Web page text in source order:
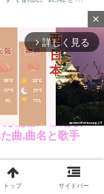
優としての魅力に迫
か結婚は？父親
経歴について
誰？ 現在の恋愛事
のタイプまでをわか
、父親の職業や実家
、兄や母親のエピソ
詳しく紹介します。
験、育ちの良さが感
整理しながら、噂と
みやすいまとめ記
歌は誰？主題歌
曲,曲名と歌手
ジャパン』シーズン
誰？現時点で公表
を整理しつつ、過去
トップ サイドバー
close
arrow_forward_ios 詳しく見る